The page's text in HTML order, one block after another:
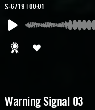
S-6719 | 00:01
Warning Signal 03